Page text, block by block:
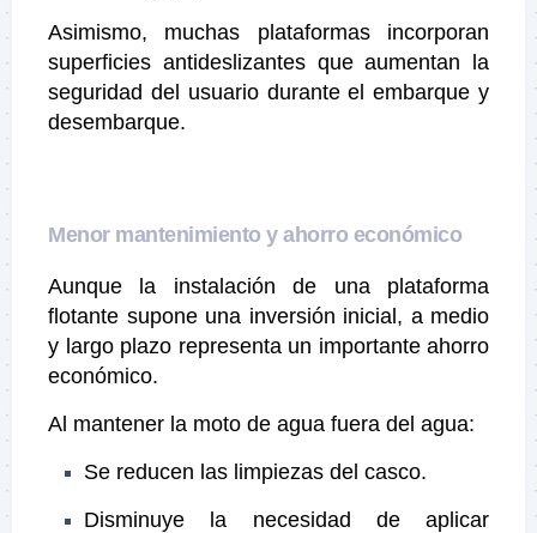
Asimismo, muchas plataformas incorporan
superficies antideslizantes que aumentan la
seguridad del usuario durante el embarque y
desembarque.
Menor mantenimiento y ahorro económico
Aunque la instalación de una plataforma
flotante supone una inversión inicial, a medio
y largo plazo representa un importante ahorro
económico.
Al mantener la moto de agua fuera del agua:
Se reducen las limpiezas del casco.
Disminuye la necesidad de aplicar